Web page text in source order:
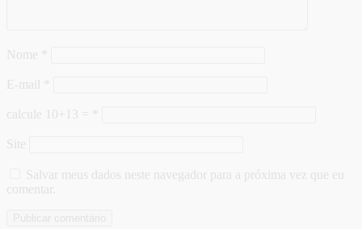
Nome
E-mail
calcule 10+13 =
Site
Salvar meus dados neste navegador para a próxima vez que eu
comentar.